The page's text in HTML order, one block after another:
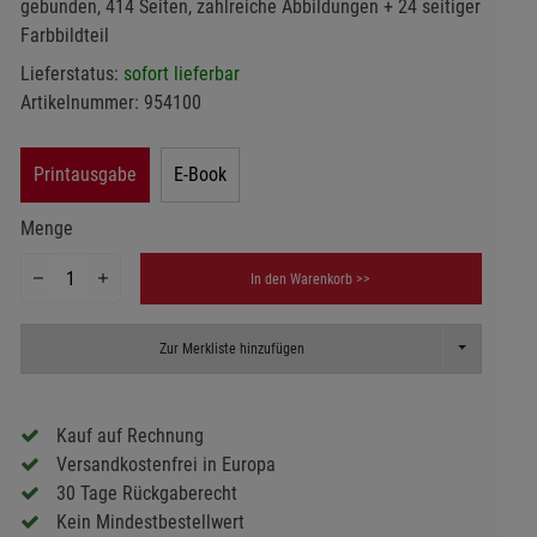
gebunden, 414 Seiten, zahlreiche Abbildungen + 24 seitiger
Farbbildteil
Lieferstatus: sofort lieferbar
Artikelnummer: 954100
Printausgabe E-Book
Menge
In den Warenkorb >>
Zur Merkliste hinzufügen Toggle
Kauf auf Rechnung
Versandkostenfrei in Europa
30 Tage Rückgaberecht
Kein Mindestbestellwert